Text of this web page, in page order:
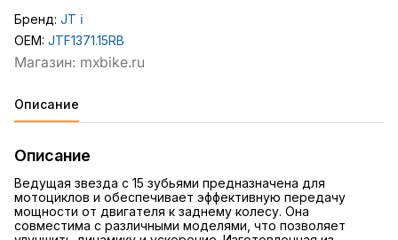
Бренд: JT ℹ️
OEM: JTF1371.15RB
Описание
Описание
Ведущая звезда с 15 зубьями предназначена для
мотоциклов и обеспечивает эффективную передачу
мощности от двигателя к заднему колесу. Она
совместима с различными моделями, что позволяет